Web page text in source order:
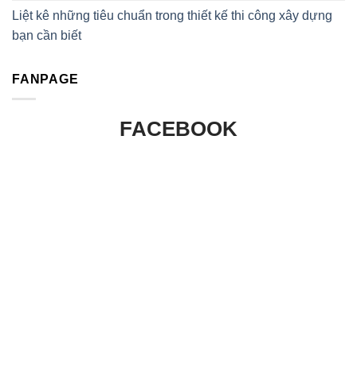
Liệt kê những tiêu chuẩn trong thiết kế thi công xây dựng
bạn cần biết
FANPAGE
FACEBOOK